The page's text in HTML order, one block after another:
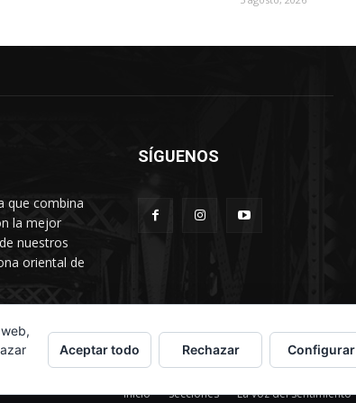
que combina
la mejor
nuestros
oriental de
SÍGUENOS
Inicio Secciones La voz del sentimiento
Aceptar todo Rechazar Configurar